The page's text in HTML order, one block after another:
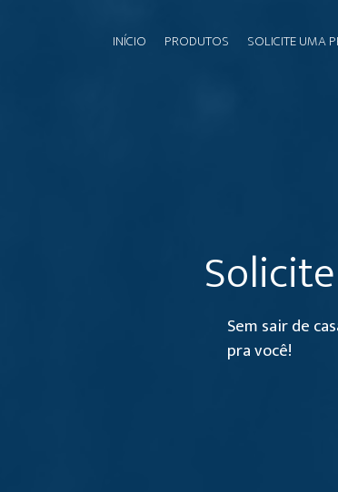
INÍCIO PRODUTOS SOLICITE UMA
Sem sair de
pra você!